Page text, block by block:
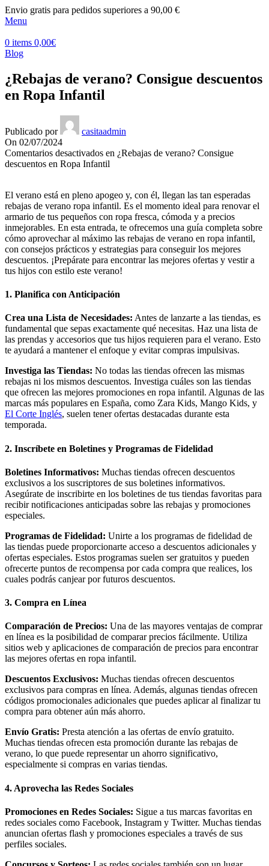
Envio gratis para pedidos superiores a 90,00 €
Menu
0 items 0,00€
Blog
¿Rebajas de verano? Consigue descuentos
en Ropa Infantil
Publicado por
casitaadmin
On 02/07/2024
Comentarios desactivados en ¿Rebajas de verano? Consigue
descuentos en Ropa Infantil
El verano está en pleno apogeo y, con él, llegan las tan esperadas
rebajas de verano ropa infantil. Es el momento ideal para renovar el
armario de tus pequeños con ropa fresca, cómoda y a precios
inmejorables. En esta entrada, te ofrecemos una guía completa sobre
cómo aprovechar al máximo las rebajas de verano en ropa infantil,
con consejos prácticos y estrategias para conseguir los mejores
descuentos. ¡Prepárate para encontrar las mejores ofertas y vestir a
tus hijos con estilo este verano!
1. Planifica con Anticipación
Crea una Lista de Necesidades: Antes de lanzarte a las tiendas, es
fundamental que sepas exactamente qué necesitas. Haz una lista de
las prendas y accesorios que tus hijos requieren para el verano. Esto
te ayudará a mantener el enfoque y evitar compras impulsivas.
Investiga las Tiendas: No todas las tiendas ofrecen las mismas
rebajas ni los mismos descuentos. Investiga cuáles son las tiendas
que ofrecen las mejores promociones en ropa infantil. Algunas de las
marcas más populares en España, como Zara Kids, Mango Kids, y
El Corte Inglés, suelen tener ofertas destacadas durante esta
temporada.
2. Inscríbete en Boletines y Programas de Fidelidad
Boletines Informativos: Muchas tiendas ofrecen descuentos
exclusivos a los suscriptores de sus boletines informativos.
Asegúrate de inscribirte en los boletines de tus tiendas favoritas para
recibir notificaciones anticipadas sobre las rebajas y promociones
especiales.
Programas de Fidelidad: Unirte a los programas de fidelidad de
las tiendas puede proporcionarte acceso a descuentos adicionales y
ofertas especiales. Estos programas suelen ser gratuitos y pueden
ofrecerte puntos de recompensa por cada compra que realices, los
cuales podrás canjear por futuros descuentos.
3. Compra en Línea
Comparación de Precios: Una de las mayores ventajas de comprar
en línea es la posibilidad de comparar precios fácilmente. Utiliza
sitios web y aplicaciones de comparación de precios para encontrar
las mejores ofertas en ropa infantil.
Descuentos Exclusivos: Muchas tiendas ofrecen descuentos
exclusivos para compras en línea. Además, algunas tiendas ofrecen
códigos promocionales adicionales que puedes aplicar al finalizar tu
compra para obtener aún más ahorro.
Envío Gratis: Presta atención a las ofertas de envío gratuito.
Muchas tiendas ofrecen esta promoción durante las rebajas de
verano, lo que puede representar un ahorro significativo,
especialmente si compras en varias tiendas.
4. Aprovecha las Redes Sociales
Promociones en Redes Sociales: Sigue a tus marcas favoritas en
redes sociales como Facebook, Instagram y Twitter. Muchas tiendas
anuncian ofertas flash y promociones especiales a través de sus
perfiles sociales.